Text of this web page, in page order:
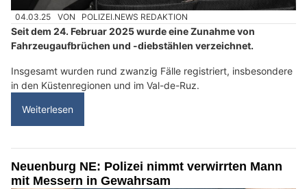
04.03.25 VON POLIZEI.NEWS REDAKTION
Seit dem 24. Februar 2025 wurde eine Zunahme von
Fahrzeugaufbrüchen und -diebstählen verzeichnet.
Insgesamt wurden rund zwanzig Fälle registriert, insbesondere
in den Küstenregionen und im Val-de-Ruz.
Weiterlesen
Neuenburg NE: Polizei nimmt verwirrten Mann
mit Messern in Gewahrsam